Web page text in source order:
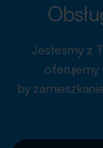
Jesteśmy z
oferujemy
by